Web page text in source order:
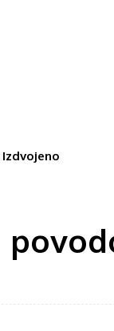
Izdvojeno